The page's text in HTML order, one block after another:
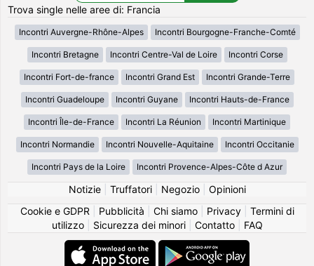
Trova single nelle aree di: Francia
Incontri Auvergne-Rhône-Alpes Incontri Bourgogne-Franche-Comté
Incontri Bretagne Incontri Centre-Val de Loire Incontri Corse
Incontri Fort-de-france Incontri Grand Est Incontri Grande-Terre
Incontri Guadeloupe Incontri Guyane Incontri Hauts-de-France
Incontri Île-de-France Incontri La Réunion Incontri Martinique
Incontri Normandie Incontri Nouvelle-Aquitaine Incontri Occitanie
Incontri Pays de la Loire Incontri Provence-Alpes-Côte d Azur
Notizie| Truffatori| Negozio| Opinioni
Cookie e GDPR
Pubblicità Chi siamo| Privacy| Termini di
utilizzo| Sicurezza dei minori| Contatto| FAQ